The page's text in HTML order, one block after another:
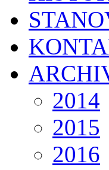
2014
2015
2016